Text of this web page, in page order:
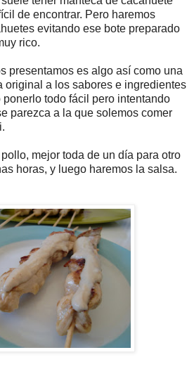
de encontrar. Pero haremos
evitando ese bote preparado
rico.
presentamos es algo así como una
original a los sabores e ingredientes
todo fácil pero intentando
parezca a la que solemos comer
mejor toda de un día para otro
horas, y luego haremos la salsa.